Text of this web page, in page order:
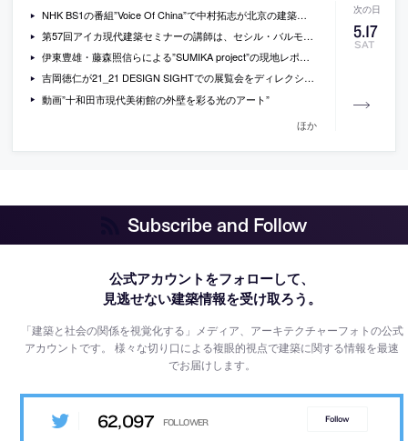
5.17
SAT
NHK BS1の番組”Voice Of China”で中村拓志が北京の建築を紹介
第57回アイカ現代建築セミナーの講師は、セシル・バルモンドと伊東豊雄
伊東豊雄・藤森照信らによる”SUMIKA project”の現地レポート
吉岡徳仁が21_21 DESIGN SIGHTでの展覧会をディレクション
動画”十和田市現代美術館の外壁を彩る光のアート”
ほか
Subscribe and Follow
公式アカウントをフォローして、
見逃せない建築情報を受け取ろう。
「建築と社会の関係を視覚化する」メディア、アーキテクチャーフォトの公式
アカウントです。様々な切り口による複眼的視点で建築に関する情報を最速
でお届けします。
62,097 Follow